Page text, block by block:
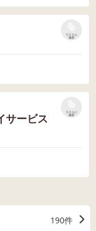
リストに
保存
サービス
リストに
保存
190件